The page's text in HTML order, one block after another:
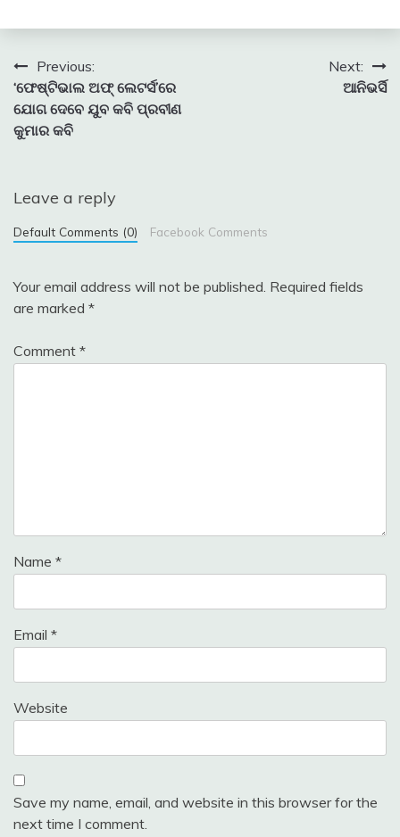
Post
navigation
Previous:
‘ଫେଷ୍ଟିଭାଲ ଅଫ୍ ଲେଟର୍ସ’ରେ
ଯୋଗ ଦେବେ ଯୁବ କବି ପ୍ରବୀଣ
କୁମାର କବି
Next:
ଆନିଭର୍ସି
Leave a reply
Default Comments (0) Facebook Comments
Your email address will not be published. Required fields
are marked *
Comment *
Name *
Email *
Website
Save my name, email, and website in this browser for the
next time I comment.